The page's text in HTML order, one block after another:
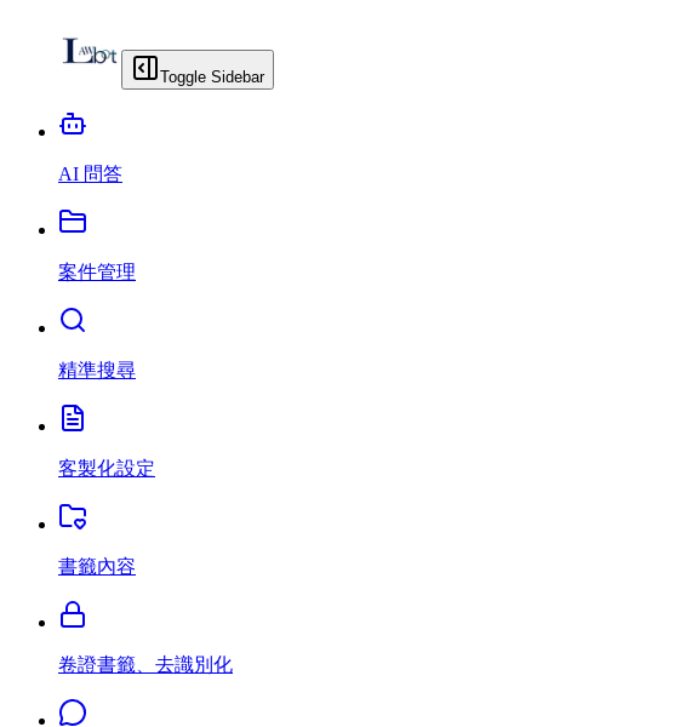
Toggle Sidebar
AI 問答
案件管理
精準搜尋
客製化設定
書籤內容
卷證書籤、去識別化